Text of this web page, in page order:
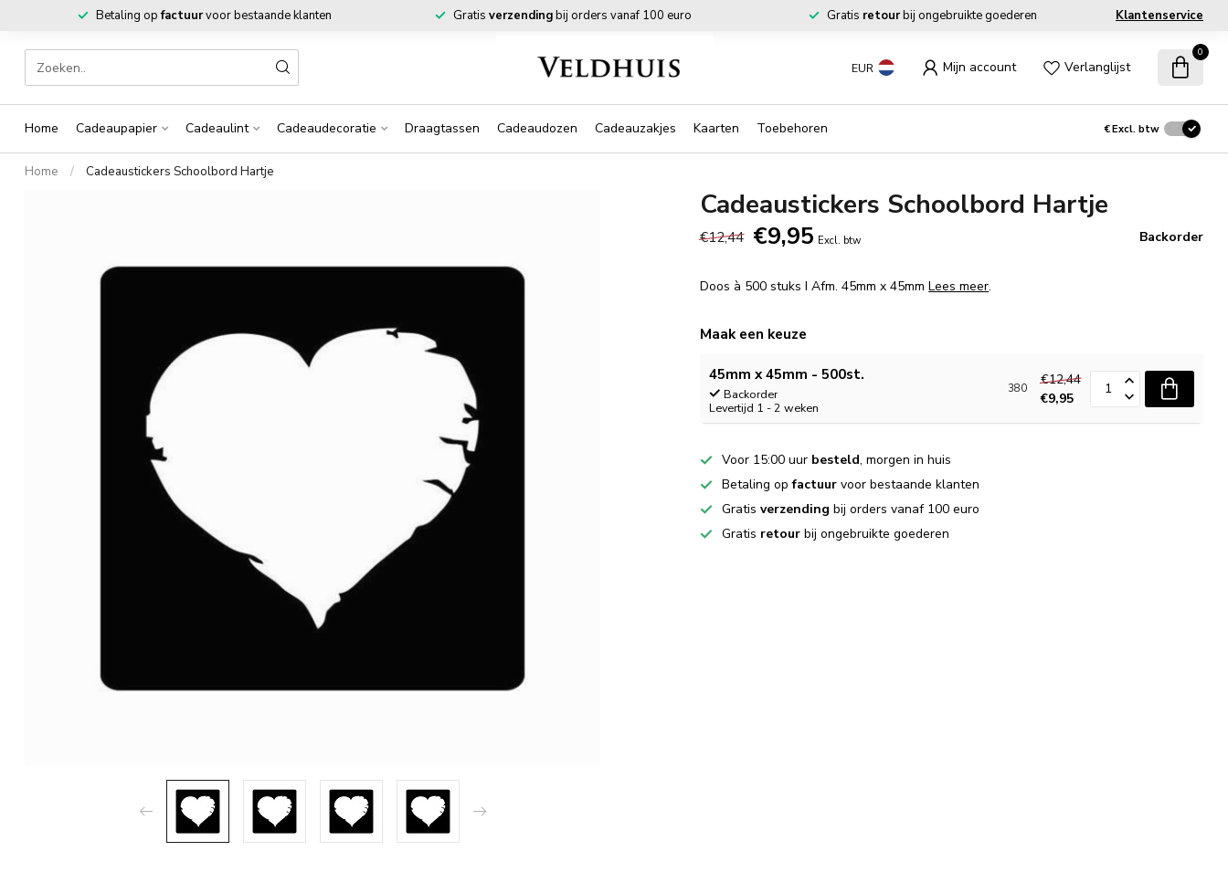
Betaling opfactuurvoor bestaande klanten Gratis verzendingbij orders vanaf 100 euro Gratis retourbij ongebruikte goederen Klantenservice
EUR Mijn account Verlanglijst
0
Home Cadeaupapier Cadeaulint Cadeaudecoratie Draagtassen Cadeaudozen Cadeauzakjes Kaarten Toebehoren €Excl. btw
Home / Cadeaustickers Schoolbord Hartje
Cadeaustickers Schoolbord Hartje
€12,44 €9,95 Excl. btw Backorder
Doos à 500 stuks I Afm. 45mm x 45mmLees meer.
Maak een keuze
45mm x 45mm - 500st.
Backorder
Levertijd 1 - 2 weken
380
€12,44
€9,95
Voor 15:00 uur besteld, morgen in huis
Betaling opfactuur voor bestaande klanten
Gratisverzending bij orders vanaf 100 euro
Gratis retour bij ongebruikte goederen